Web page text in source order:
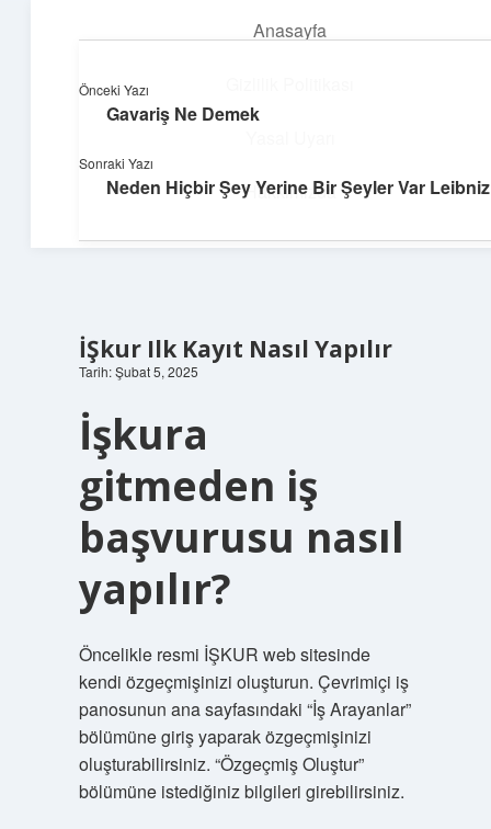
Anasayfa
Hakkımızda
Deniz Esintisi Hikayeler
Dalgalardan ilham alan neşeli bilgiler!
İŞkur Ilk Kayıt Nasıl Yapılır
Tarih: Şubat 5, 2025
İşkura
gitmeden iş
başvurusu nasıl
yapılır?
Öncelikle resmi İŞKUR web sitesinde
kendi özgeçmişinizi oluşturun. Çevrimiçi iş
panosunun ana sayfasındaki “İş Arayanlar”
bölümüne giriş yaparak özgeçmişinizi
oluşturabilirsiniz. “Özgeçmiş Oluştur”
bölümüne istediğiniz bilgileri girebilirsiniz.
Önceki Yazı
Gavariş Ne Demek
Sonraki Yazı
Neden Hiçbir Şey Yerine Bir Şeyler Var Leibniz